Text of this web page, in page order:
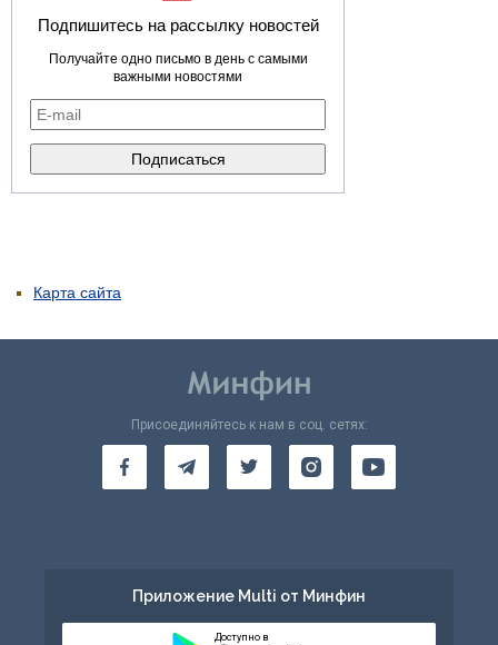
Подпишитесь на рассылку новостей
Получайте одно письмо в день с самыми
важными новостями
Карта сайта
Присоединяйтесь к нам в соц. сетях:
Приложение Multi от Минфин
Доступно в